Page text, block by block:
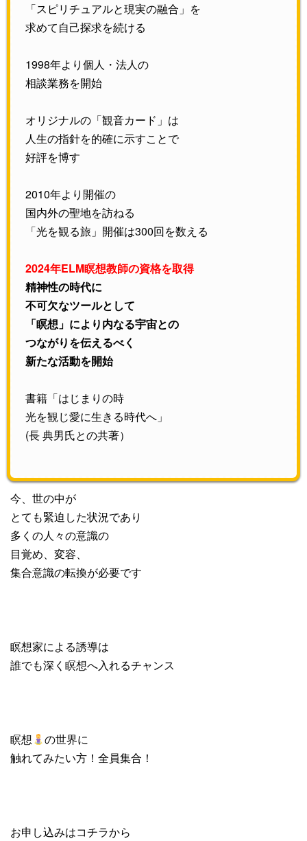
「スピリチュアルと現実の融合」を
求めて自己探求を続ける
1998年より個人・法人の
相談業務を開始
オリジナルの「観音カード」は
人生の指針を的確に示すことで
好評を博す
2010年より開催の
国内外の聖地を訪ねる
「光を観る旅」開催は300回を数える
2024年ELM瞑想教師の資格を取得
精神性の時代に
不可欠なツールとして
「瞑想」により内なる宇宙との
つながりを伝えるべく
新たな活動を開始
書籍「はじまりの時
光を観じ愛に生きる時代へ」
(長 典男氏との共著）
今、世の中が
とても緊迫した状況であり
多くの人々の意識の
目覚め、変容、
集合意識の転換が必要です
瞑想家による誘導は
誰でも深く瞑想へ入れるチャンス
瞑想
の世界に
触れてみたい方！全員集合！
お申し込みはコチラから